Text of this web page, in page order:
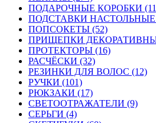
ПОДАРОЧНЫЕ КОРОБКИ
ПОДСТАВКИ НАСТОЛЬНЫЕ
ПОПСОКЕТЫ (52)
ПРИЩЕПКИ
ПРОТЕКТОРЫ (16)
РАСЧЁСКИ (32)
РЕЗИНКИ ДЛЯ ВОЛОС (12)
РУЧКИ (101)
РЮКЗАКИ (17)
СВЕТООТРАЖАТЕЛИ (9)
СЕРЬГИ (4)